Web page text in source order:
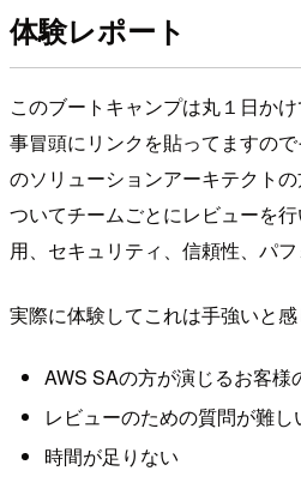
体験レポート
このブートキャンプは丸１日か
事冒頭にリンクを貼ってますの
のソリューションアーキテクト
ついてチームごとにレビューを
用、セキュリティ、信頼性、パ
実際に体験してこれは手強いと感
AWS SAの方が演じるお客様
レビューのための質問が難し
時間が足りない